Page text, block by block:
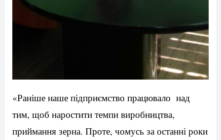
«Раніше наше підприємство працювало над
тим, щоб наростити темпи виробництва,
приймання зерна. Проте, чомусь за останні роки